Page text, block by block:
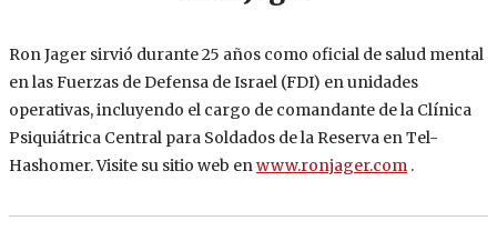
Ron Jager sirvió durante 25 años como oficial de salud mental
en las Fuerzas de Defensa de Israel (FDI) en unidades
operativas, incluyendo el cargo de comandante de la Clínica
Psiquiátrica Central para Soldados de la Reserva en Tel-
Hashomer. Visite su sitio web enwww.ronjager.com .